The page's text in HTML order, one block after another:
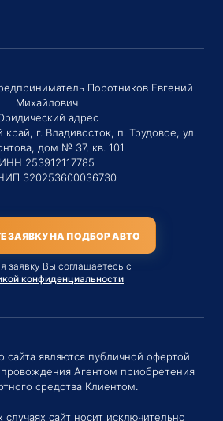
Поротников Евгений
Михайлович
адрес
г. Владивосток, п. Трудовое, ул.
дом № 37, кв. 101
ИНН 253912117785
320253600036730
ЗАЯВКУ НА ПОДБОР АВТО
заявку Вы соглашаетесь с
конфиденциальности
сайта являются публичной офертой
Агентом приобретения
средства Клиентом.
случаях сайт носит исключительно